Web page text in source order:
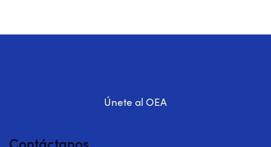
Únete al OEA
Contáctanos